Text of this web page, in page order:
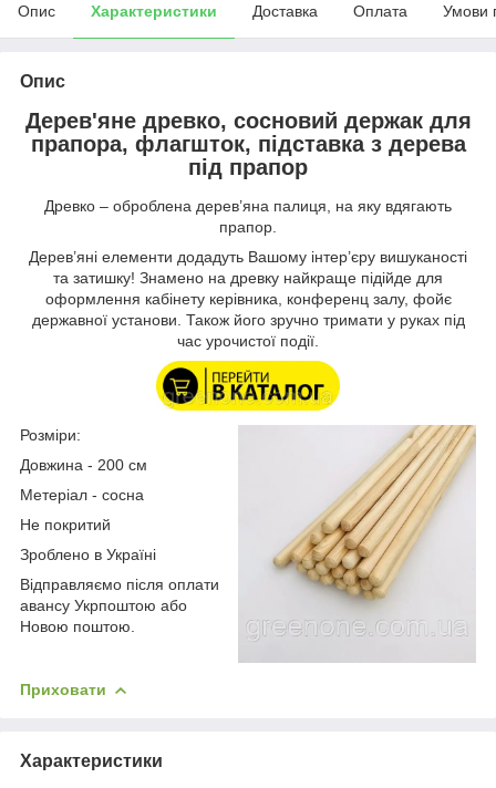
Опис Характеристики Доставка Оплата Умови
Опис
Дерев'яне древко, сосновий держак для
прапора, флагшток, підставка з дерева
під прапор
Древко – оброблена дерев’яна палиця, на яку вдягають
прапор.
Дерев’яні елементи додадуть Вашому інтер’єру вишуканості
та затишку! Знамено на древку найкраще підійде для
оформлення кабінету керівника, конференц залу, фойє
державної установи. Також його зручно тримати у руках під
час урочистої події.
Розміри:
Довжина - 200 см
Метеріал - сосна
Не покритий
Зроблено в Україні
Відправляємо після оплати
авансу Укрпоштою або
Новою поштою.
Приховати
Характеристики